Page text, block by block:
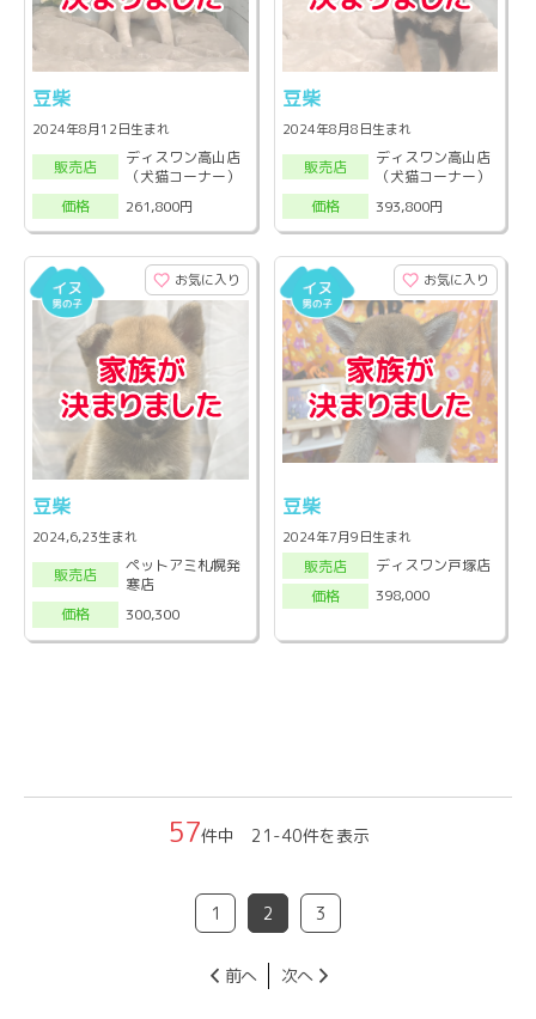
豆柴
2024年8月12日生まれ
販売店
ディスワン高山店
（犬猫コーナー）
価格
261,800円
豆柴
2024年8月8日生まれ
販売店
ディスワン高山店
（犬猫コーナー）
価格
393,800円
お気に入り
豆柴
2024,6,23生まれ
販売店
ペットアミ札幌発
寒店
価格
300,300
お気に入り
豆柴
2024年7月9日生まれ
販売店
ディスワン戸塚店
価格
398,000
57件中 21-40件を表示
1 2 3
前へ 次へ